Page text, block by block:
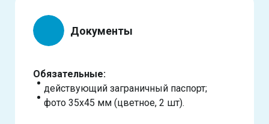
Документы
Обязательные:
действующий заграничный паспорт;
фото 35х45 мм (цветное, 2 шт).